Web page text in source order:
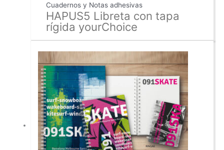
Cuadernos y Notas adhesivas
HAPUS5 Libreta con tapa
rígida yourChoice